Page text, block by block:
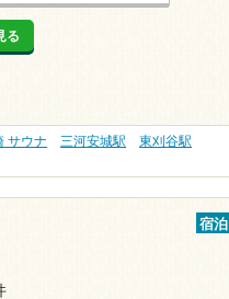
る
サウナ 三河安城駅
東刈谷駅
宿泊